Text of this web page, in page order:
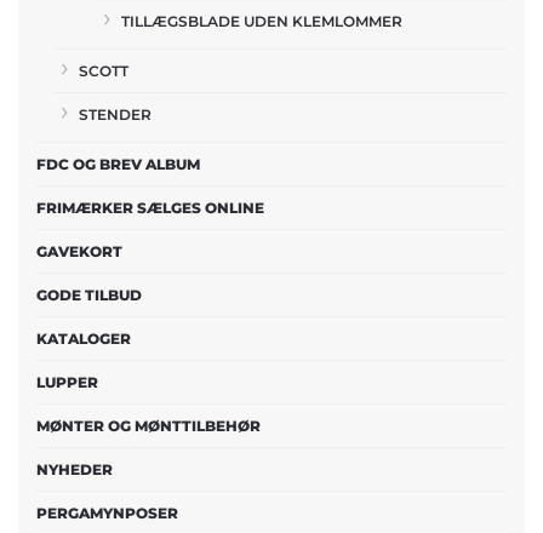
TILLÆGSBLADE UDEN KLEMLOMMER
SCOTT
STENDER
FDC OG BREV ALBUM
FRIMÆRKER SÆLGES ONLINE
GAVEKORT
GODE TILBUD
KATALOGER
LUPPER
MØNTER OG MØNTTILBEHØR
NYHEDER
PERGAMYNPOSER